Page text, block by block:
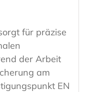
für präzise
der Arbeit
am
EN